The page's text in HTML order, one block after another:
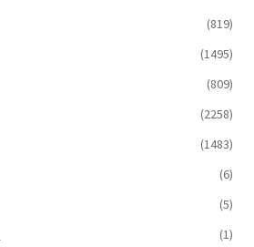
(819)
(1495)
(809)
(2258)
(1483)
(6)
(5)
(1)